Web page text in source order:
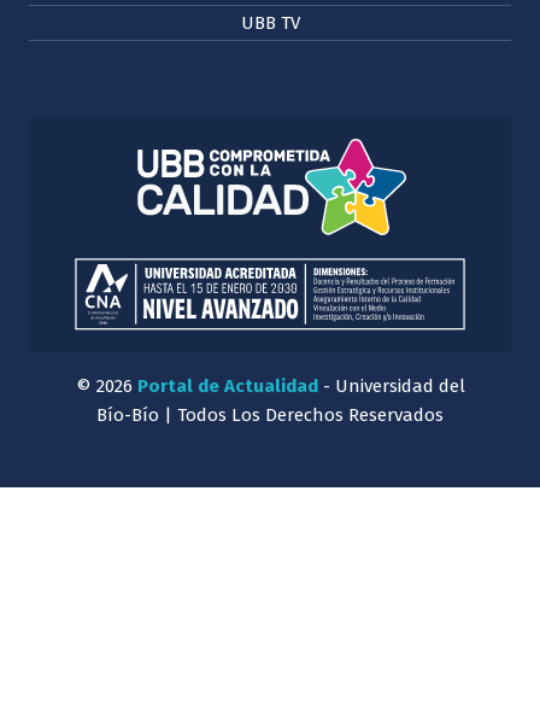
UBB TV
© 2026 Portal de Actualidad- Universidad del
Bío-Bío | Todos Los Derechos Reservados